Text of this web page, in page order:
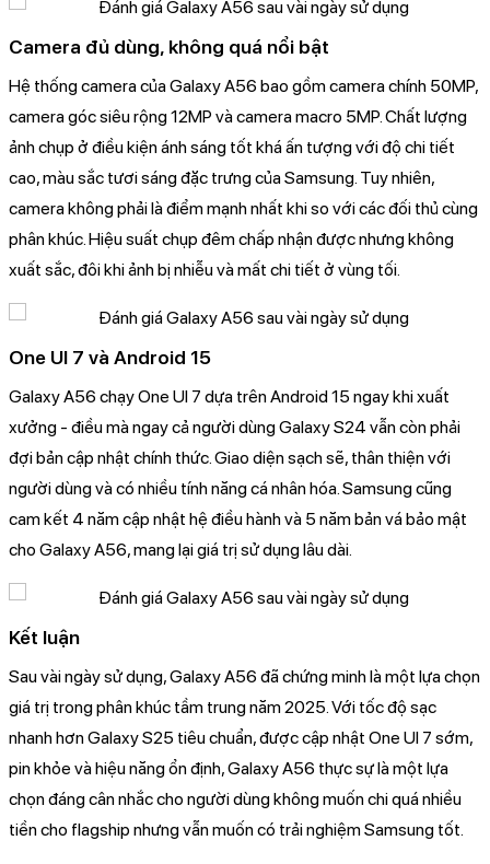
Camera đủ dùng, không quá nổi bật
Hệ thống camera của Galaxy A56 bao gồm camera chính 50MP,
camera góc siêu rộng 12MP và camera macro 5MP. Chất lượng
ảnh chụp ở điều kiện ánh sáng tốt khá ấn tượng với độ chi tiết
cao, màu sắc tươi sáng đặc trưng của Samsung. Tuy nhiên,
camera không phải là điểm mạnh nhất khi so với các đối thủ cùng
phân khúc. Hiệu suất chụp đêm chấp nhận được nhưng không
xuất sắc, đôi khi ảnh bị nhiễu và mất chi tiết ở vùng tối.
One UI 7 và Android 15
Galaxy A56 chạy One UI 7 dựa trên Android 15 ngay khi xuất
xưởng - điều mà ngay cả người dùng Galaxy S24 vẫn còn phải
đợi bản cập nhật chính thức. Giao diện sạch sẽ, thân thiện với
người dùng và có nhiều tính năng cá nhân hóa. Samsung cũng
cam kết 4 năm cập nhật hệ điều hành và 5 năm bản vá bảo mật
cho GalaxyA56, mang lại giá trị sử dụng lâu dài.
Kết luận
Sau vài ngày sử dụng, Galaxy A56 đã chứng minh là một lựa chọn
giá trị trong phân khúc tầm trung năm 2025. Với tốc độ sạc
nhanh hơn Galaxy S25 tiêu chuẩn, được cập nhật One UI 7 sớm,
pin khỏe và hiệu năng ổn định, Galaxy A56 thực sự là một lựa
chọn đáng cân nhắc cho người dùng không muốn chi quá nhiều
tiền cho flagship nhưng vẫn muốn có trải nghiệm Samsung tốt.